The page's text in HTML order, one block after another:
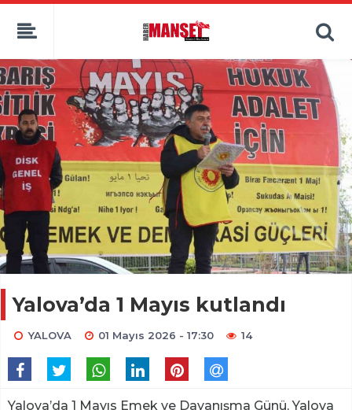
Yalova’da 1 Mayıs kutlandı
YALOVA 01 Mayıs 2026 - 17:30 14
Yalova’da 1 Mayıs Emek ve Dayanışma Günü, Yalova